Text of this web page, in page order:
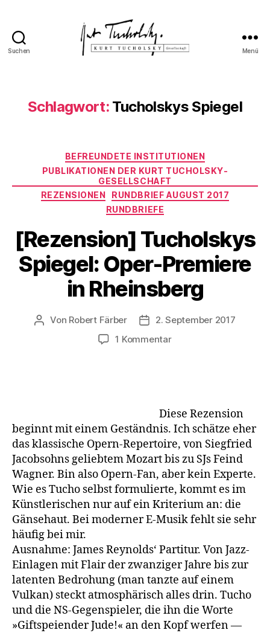
Suchen Menü
Schlagwort: Tucholskys Spiegel
Kategorien
BEFREUNDETE INSTITUTIONEN
PUBLIKATIONEN DER KURT TUCHOLSKY-
GESELLSCHAFT
REZENSIONEN
RUNDBRIEF AUGUST 2017
RUNDBRIEFE
[Rezension] Tucholskys
Spiegel: Oper-Premiere
in Rheinsberg
Beitragsautor
Von Robert Färber Veröffentlichungsdatum
2. September 2017
1 Kommentarzu
in
Rheinsberg
Diese Rezension
beginnt mit einem Geständnis. Ich schätze eher
das klassische Opern-Repertoire, von Siegfried
Jacobsohns geliebtem Mozart bis zu SJs Feind
Wagner. Bin also Opern-Fan, aber kein Experte.
Wie es Tucho selbst formulierte, kommt es im
Künstlerischen nur auf ein Kriterium an: die
Gänsehaut. Bei moderner E-Musik fehlt sie sehr
häufig bei mir.
Ausnahme: James Reynolds‘ Partitur. Von Jazz-
Einlagen mit Flair der zwanziger Jahre bis zur
latenten Bedrohung (man tanzte auf einem
Vulkan) steckt atmosphärisch alles drin. Tucho
und die NS-Gegenspieler, die ihn die Worte
»Giftspeiender Jude!« an den Kopf werfen —